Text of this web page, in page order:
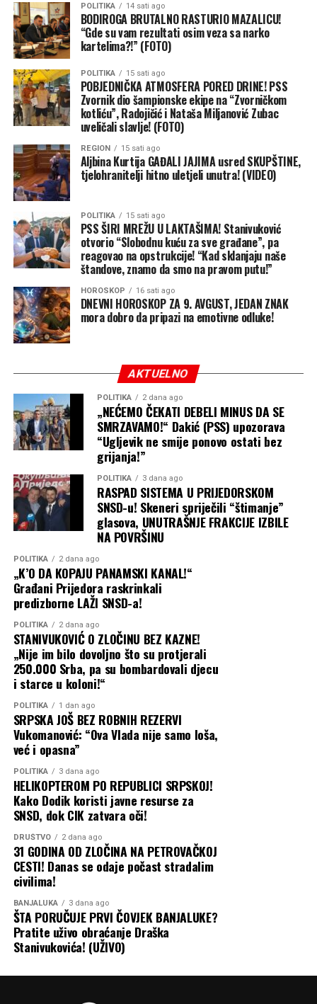
POLITIKA 14 sati ago
BODIROGA BRUTALNO RASTURIO MAZALICU!
“Gde su vam rezultati osim veza sa narko
kartelima?!” (FOTO)
POLITIKA 15 sati ago
POBJEDNIČKA ATMOSFERA PORED DRINE! PSS
Zvornik dio šampionske ekipe na “Zvorničkom
kotliću”, Radojičić i Nataša Miljanović Zubac
uveličali slavlje! (FOTO)
REGION 15 sati ago
Aljbina Kurtija GAĐALI JAJIMA usred SKUPŠTINE,
tjelohranitelji hitno uletjeli unutra! (VIDEO)
POLITIKA 15 sati ago
PSS ŠIRI MREŽU U LAKTAŠIMA! Stanivuković
otvorio “Slobodnu kuću za sve građane”, pa
reagovao na opstrukcije! “Kad sklanjaju naše
štandove, znamo da smo na pravom putu!”
HOROSKOP 16 sati ago
DNEVNI HOROSKOP ZA 9. AVGUST, JEDAN ZNAK
mora dobro da pripazi na emotivne odluke!
AKTUELNO
POLITIKA 2 dana ago
„NEĆEMO ČEKATI DEBELI MINUS DA SE
SMRZAVAMO!“ Dakić (PSS) upozorava
“Ugljevik ne smije ponovo ostati bez
grijanja!”
POLITIKA 3 dana ago
RASPAD SISTEMA U PRIJEDORSKOM
SNSD-u! Skeneri spriječili “štimanje”
glasova, UNUTRAŠNJE FRAKCIJE IZBILE
NA POVRŠINU
POLITIKA 2 dana ago
„K’O DA KOPAJU PANAMSKI KANAL!“
Građani Prijedora raskrinkali
predizborne LAŽI SNSD-a!
POLITIKA 2 dana ago
STANIVUKOVIĆ O ZLOČINU BEZ KAZNE!
„Nije im bilo dovoljno što su protjerali
250.000 Srba, pa su bombardovali djecu
i starce u koloni!“
POLITIKA 1 dan ago
SRPSKA JOŠ BEZ ROBNIH REZERVI
Vukomanović: “Ova Vlada nije samo loša,
već i opasna”
POLITIKA 3 dana ago
HELIKOPTEROM PO REPUBLICI SRPSKOJ!
Kako Dodik koristi javne resurse za
SNSD, dok CIK zatvara oči!
DRUŠTVO 2 dana ago
31 GODINA OD ZLOČINA NA PETROVAČKOJ
CESTI! Danas se odaje počast stradalim
civilima!
BANJALUKA 3 dana ago
ŠTA PORUČUJE PRVI ČOVJEK BANJALUKE?
Pratite uživo obraćanje Draška
Stanivukovića! (UŽIVO)